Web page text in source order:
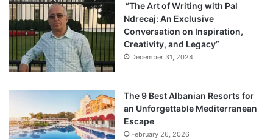
“The Art of Writing with Pal
Ndrecaj: An Exclusive
Conversation on Inspiration,
Creativity, and Legacy”
December 31, 2024
The 9 Best Albanian Resorts for
an Unforgettable Mediterranean
Escape
February 26, 2026